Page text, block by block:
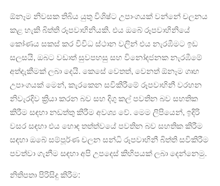
ඕනෑම නිවසක තිබිය යුතු විශිෂ්ට උපාංගයක් වන්නේ චලනය
කළ හැකි බිත්ති රූපවාහිනියකි. එය ඔබේ රූපවාහිනියේ
කෝණය සකස් කර විවිධ ස්ථාන වලින් එය නැරඹීමට ඉඩ
සලසයි, ඔබට වඩාත් සුවපහසු සහ විනෝදජනක නැරඹීමේ
අත්දැකීමක් ලබා දෙයි. කෙසේ වෙතත්, වෙනත් ඕනෑම ගෘහ
උපාංගයක් මෙන්, කැරකෙන සවිකිරීමේ රූපවාහිනී වරහන
නිවැරදිව ක්‍රියා කරන බව සහ දිගු කල් පවතින බව සහතික
කිරීම සඳහා නඩත්තු කිරීම අවශ්‍ය වේ. මෙම ලිපියෙන්, ඉදිරි
වසර සඳහා එය හොඳ තත්ත්වයේ පවතින බව සහතික කිරීම
සඳහා ඔබේ සම්පූර්ණ චලන සන්ධි රූපවාහිනී බිත්ති සවිකිරීම
පවත්වා ගැනීම සඳහා අපි උපදෙස් කිහිපයක් ලබා දෙන්නෙමු.
නිතිපතා පිරිසිදු කිරීම: